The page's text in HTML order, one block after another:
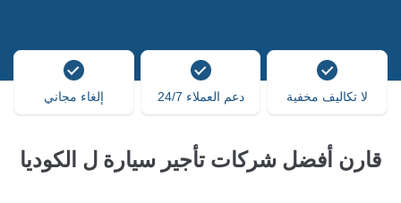
لا تكاليف مخفية دعم العملاء 24/7 إلغاء مجاني
قارن أفضل شركات تأجير سيارة ل الكوديا